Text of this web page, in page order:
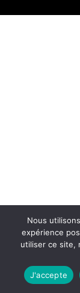
Nous
expérience
utiliser ce site,
J'accepte